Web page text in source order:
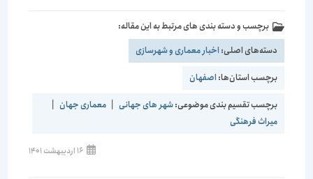
برچسب و دسته بندی های مرتبط به این مقاله:
دسته‌های اصلی:اخبار معماری و شهرسازی
برچسب استان‌ها:اصفهان
برچسب تقسیم بندی موضوعی:شهر های جهانی | معماری جهان |
میراث فرهنگی
نوشته
منتشر
16 اردیبهشت 1401